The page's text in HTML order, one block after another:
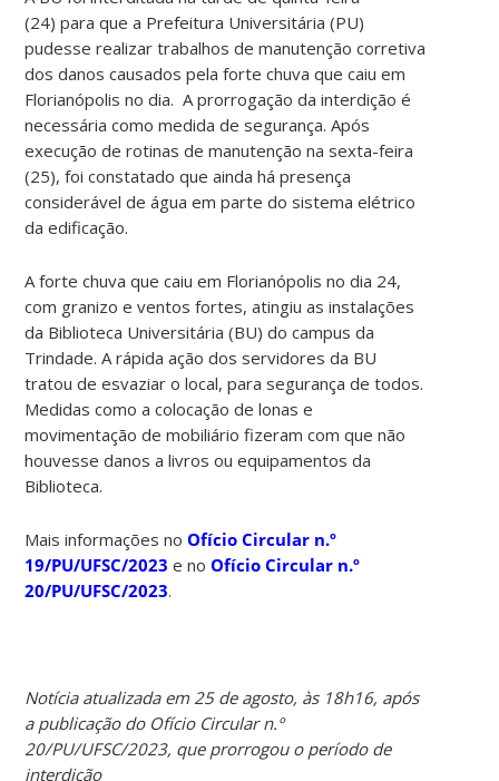
(24) para que a Prefeitura Universitária (PU)
pudesse realizar trabalhos de manutenção corretiva
dos danos causados pela forte chuva que caiu em
Florianópolis no dia. A prorrogação da interdição é
necessária como medida de segurança. Após
execução de rotinas de manutenção na sexta-feira
(25), foi constatado que ainda há presença
considerável de água em parte do sistema elétrico
da edificação.
A forte chuva que caiu em Florianópolis no dia 24,
com granizo e ventos fortes, atingiu as instalações
da Biblioteca Universitária (BU) do campus da
Trindade. A rápida ação dos servidores da BU
tratou de esvaziar o local, para segurança de todos.
Medidas como a colocação de lonas e
movimentação de mobiliário fizeram com que não
houvesse danos a livros ou equipamentos da
Biblioteca.
Mais informações noOfício Circular n.º
19/PU/UFSC/2023 e noOfício Circular n.º
20/PU/UFSC/2023.
Notícia atualizada em 25 de agosto, às 18h16, após
a publicação do Ofício Circular n.º
20/PU/UFSC/2023, que prorrogou o período de
interdição